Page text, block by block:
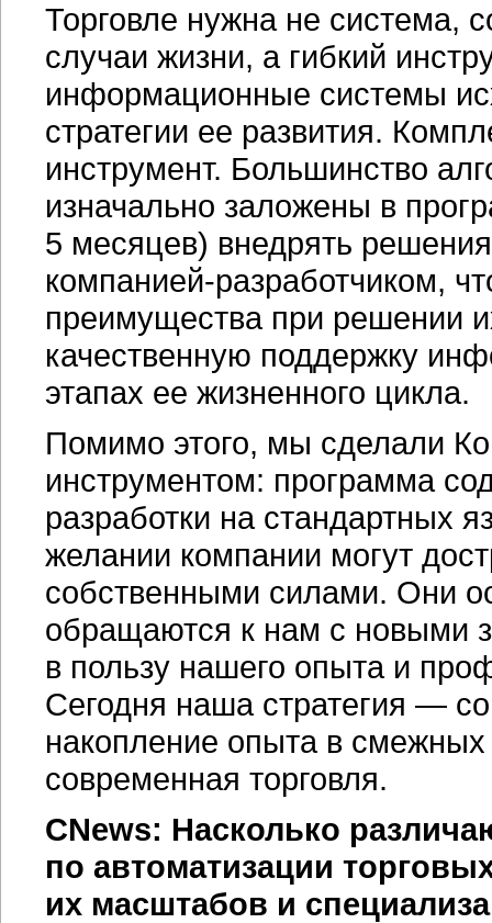
Торговле нужна не система,
случаи жизни, а гибкий
информационные системы
стратегии ее развития.
инструмент. Большинство
изначально заложены в
5 месяцев) внедрять
компанией-разработчиком,
преимущества при решении
качественную поддержку
этапах ее жизненного цикла.
Помимо этого, мы сделали
инструментом: программа
разработки на стандартных
желании компании могут
собственными силами. Они
обращаются к нам с новыми
в пользу нашего опыта и
Сегодня наша стратегия —
накопление опыта в смежных
современная торговля.
CNews: Насколько
по автоматизации
их масштабов и